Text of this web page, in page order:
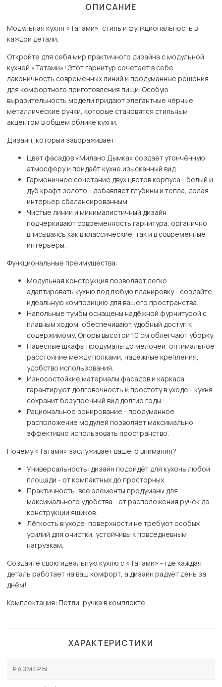
ОПИСАНИЕ
Модульная кухня «Татами»: стиль и функциональность в
каждой детали.
Откройте для себя мир практичного дизайна с модульной
кухней «Татами»! Этот гарнитур сочетает в себе
лаконичность современных линий и продуманные решения
для комфортного приготовления пищи. Особую
выразительность модели придают элегантные чёрные
металлические ручки, которые становятся стильным
акцентом в общем облике кухни.
Дизайн, который завораживает:
Цвет фасадов «Милано Дымка» создаёт утончённую
атмосферу и придаёт кухне изысканный вид.
Гармоничное сочетание двух цветов корпуса - белый и
дуб крафт золото - добавляет глубины и тепла, делая
интерьер сбалансированным.
Чистые линии и минималистичный дизайн
подчёркивают современность гарнитура, органично
вписываясь как в классические, так и в современные
интерьеры.
Функциональные преимущества:
Модульная конструкция позволяет легко
адаптировать кухню под любую планировку - создайте
идеальную композицию для вашего пространства.
Напольные тумбы оснащены надёжной фурнитурой с
плавным ходом, обеспечивают удобный доступ к
содержимому. Опоры высотой 10 см облегчают уборку.
Навесные шкафы продуманы до мелочей: оптимальное
расстояние между полками, надёжные крепления,
удобство использования.
Износостойкие материалы фасадов и каркаса
гарантируют долговечность и простоту в уходе - кухня
сохранит безупречный вид долгие годы.
Рациональное зонирование - продуманное
расположение модулей позволяет максимально
эффективно использовать пространство.
Почему «Татами» заслуживает вашего внимания?
Универсальность: дизайн подойдёт для кухонь любой
площади - от компактных до просторных.
Практичность: все элементы продуманы для
максимального удобства - от расположения ручек до
конструкции ящиков.
Лёгкость в уходе: поверхности не требуют особых
усилий для очистки, устойчивы к повседневным
нагрузкам.
Создайте свою идеальную кухню с «Татами» - где каждая
деталь работает на ваш комфорт, а дизайн радует день за
днём!
Комплектация: Петли, ручка в комплекте.
ХАРАКТЕРИСТИКИ
РАЗМЕРЫ